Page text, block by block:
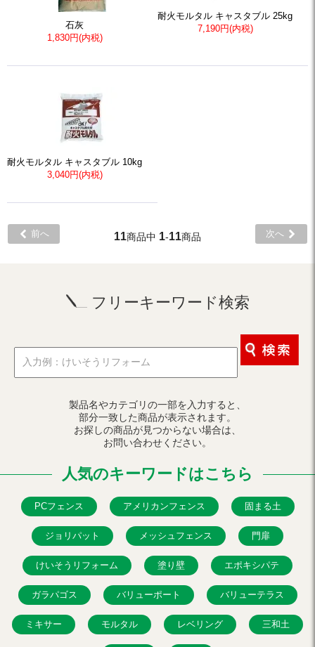
石灰
1,830円(内税)
耐火モルタル キャスタブル 25kg
7,190円(内税)
耐火モルタル キャスタブル 10kg
3,040円(内税)
前へ 11商品中 1-11商品 次へ
フリーキーワード検索
製品名やカテゴリの一部を入力すると、
部分一致した商品が表示されます。
お探しの商品が見つからない場合は、
お問い合わせください。
人気のキーワードはこちら
PCフェンス アメリカンフェンス 固まる土
ジョリパット メッシュフェンス 門扉
けいそうリフォーム 塗り壁 エポキシパテ
ガラパゴス バリューポート バリューテラス
ミキサー モルタル レベリング 三和土